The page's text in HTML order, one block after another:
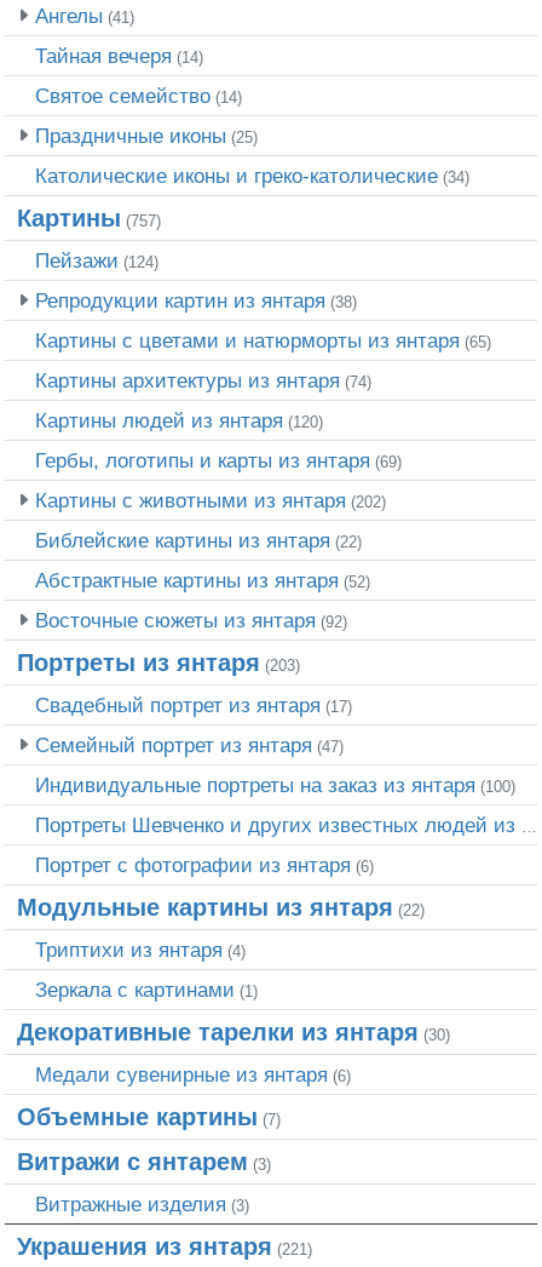
Ангелы (41)
Тайная вечеря (14)
Святое семейство (14)
Праздничные иконы (25)
Католические иконы и греко-католические (34)
Картины (757)
Пейзажи (124)
Репродукции картин из янтаря (38)
Картины с цветами и натюрморты из янтаря (65)
Картины архитектуры из янтаря (74)
Картины людей из янтаря (120)
Гербы, логотипы и карты из янтаря (69)
Картины с животными из янтаря (202)
Библейские картины из янтаря (22)
Абстрактные картины из янтаря (52)
Восточные сюжеты из янтаря (92)
Портреты из янтаря (203)
Свадебный портрет из янтаря (17)
Семейный портрет из янтаря (47)
Индивидуальные портреты на заказ из янтаря (100)
Портреты Шевченко и других известных людей из янтаря
Портрет c фотографии из янтаря (6)
Модульные картины из янтаря (22)
Триптихи из янтаря (4)
Зеркала с картинами (1)
Декоративные тарелки из янтаря (30)
Медали сувенирные из янтаря (6)
Объемные картины (7)
Витражи с янтарем (3)
Витражные изделия (3)
Украшения из янтаря (221)